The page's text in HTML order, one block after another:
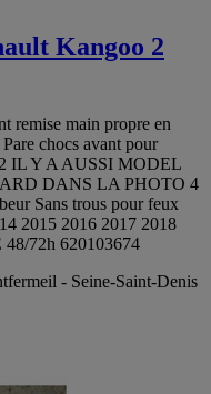
Kangoo 2
remise main propre en
chocs avant pour
IL Y A AUSSI MODEL
DANS LA PHOTO 4
Sans trous pour feux
2015 2016 2017 2018
72h 620103674
- Seine-Saint-Denis